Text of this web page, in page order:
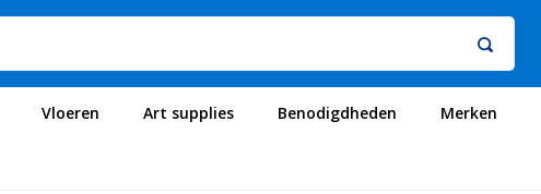
Vloeren Art supplies Benodigdheden Merken